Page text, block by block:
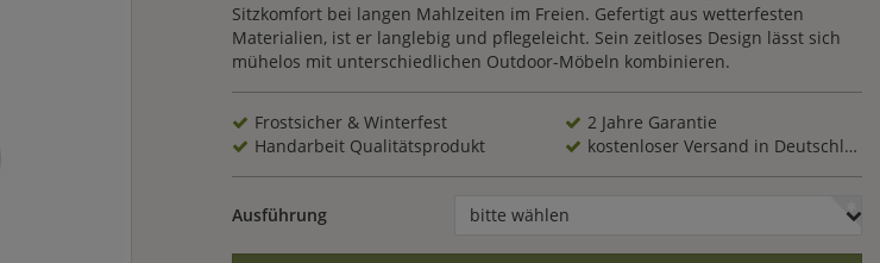
Sitzkomfort bei langen Mahlzeiten im Freien. Gefertigt aus wetterfesten
Materialien, ist er langlebig und pflegeleicht. Sein zeitloses Design lässt sich
mühelos mit unterschiedlichen Outdoor-Möbeln kombinieren.
Frostsicher & Winterfest
2 Jahre Garantie
Handarbeit Qualitätsprodukt
kostenloser Versand in Deutschland
Ausführung bitte wählen